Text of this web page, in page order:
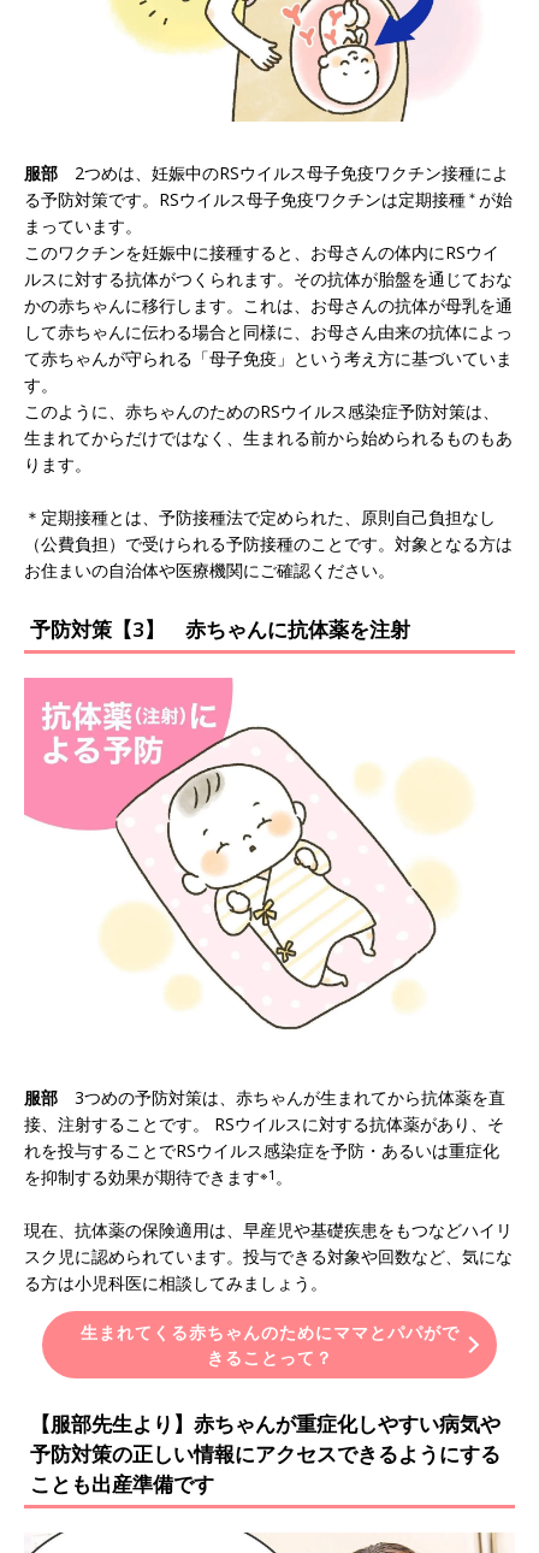
服部 2つめは、妊娠中のRSウイルス母子免疫ワクチン接種によ
る予防対策です。RSウイルス母子免疫ワクチンは定期接種 ＊ が始
まっています。
このワクチンを妊娠中に接種すると、お母さんの体内にRSウイ
ルスに対する抗体がつくられます。その抗体が胎盤を通じておな
かの赤ちゃんに移行します。これは、お母さんの抗体が母乳を通
して赤ちゃんに伝わる場合と同様に、お母さん由来の抗体によっ
て赤ちゃんが守られる「母子免疫」という考え方に基づいていま
す。
このように、赤ちゃんのためのRSウイルス感染症予防対策は、
生まれてからだけではなく、生まれる前から始められるものもあ
ります。
＊定期接種とは、予防接種法で定められた、原則自己負担なし
（公費負担）で受けられる予防接種のことです。対象となる方は
お住まいの自治体や医療機関にご確認ください。
予防対策【3】 赤ちゃんに抗体薬を注射
服部 3つめの予防対策は、赤ちゃんが生まれてから抗体薬を直
接、注射することです。 RSウイルスに対する抗体薬があり、そ
れを投与することでRSウイルス感染症を予防・あるいは重症化
を抑制する効果が期待できます※1 。
現在、抗体薬の保険適用は、早産児や基礎疾患をもつなどハイリ
スク児に認められています。投与できる対象や回数など、気にな
る方は小児科医に相談してみましょう。
生まれてくる赤ちゃんのためにママとパパがで
きることって？
【服部先生より】赤ちゃんが重症化しやすい病気や
予防対策の正しい情報にアクセスできるようにする
ことも出産準備です